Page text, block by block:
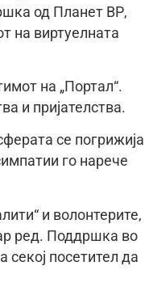
од Планет ВР,
на виртуелната
на „Портал“.
и пријателства.
се погрижија
го нарече
и волонтерите,
ред. Поддршка во
секој посетител да